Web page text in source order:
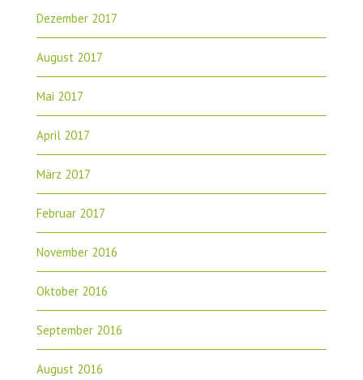
Dezember 2017
August 2017
Mai 2017
April 2017
März 2017
Februar 2017
November 2016
Oktober 2016
September 2016
August 2016